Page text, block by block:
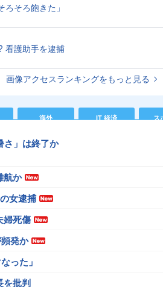
ろそろ飽きた」
看護助手を逮捕
画像アクセスランキングをもっと見る
海外 IT 経済 ス
さ」は終了か
航か
女逮捕
婦死傷
発か
った」
を批判